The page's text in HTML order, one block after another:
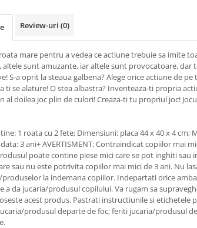
Review-uri (0)
mare pentru a vedea ce actiune trebuie sa imite
altele sunt amuzante, iar altele sunt provocatoare, dar
S-a oprit la steaua galbena? Alege orice actiune de
ti se alature! O stea albastra? Inventeaza-ti propria
al doilea joc plin de culori! Creaza-ti tu propriul joc!
1 roata cu 2 fete; Dimensiuni: placa 44 x 40 x 4 cm;
3 ani+ AVERTISMENT: Contraindicat copiilor mai
poate contine piese mici care se pot inghiti sau
sau nu este potrivita copiilor mai mici de 3 ani. Nu
la indemana copiilor. Indepartati orice
a da jucaria/produsul copilului. Va rugam sa
acest produs. Pastrati instructiunile si etichetele
produsul departe de foc; feriti jucaria/produsul